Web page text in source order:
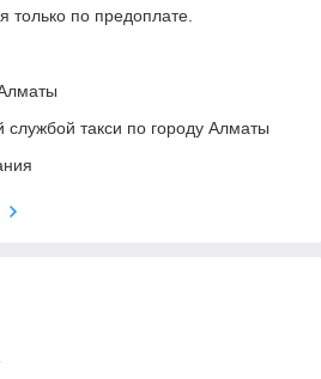
только по предоплате.
службой такси по городу Алматы